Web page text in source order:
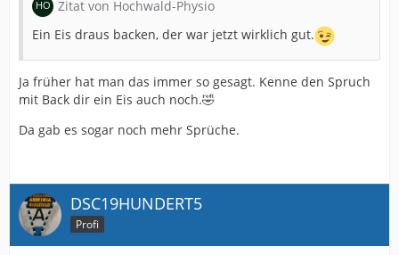
Zitat von Hochwald-Physio
Ein Eis draus backen, der war jetzt wirklich gut.
Ja früher hat man das immer so gesagt. Kenne den Spruch
mit Back dir ein Eis auch noch.🤣
Da gab es sogar noch mehr Sprüche.
DSC19HUNDERT5
Profi